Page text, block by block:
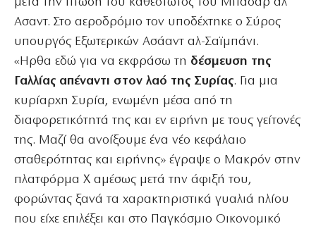
Ασαντ. Στο αεροδρόμιο τον υποδέχτηκε ο Σύρος
υπουργός Εξωτερικών Ασάαντ αλ-Σαϊμπάνι.
«Ηρθα εδώ για να εκφράσω τη δέσμευση της
Γαλλίας απέναντι στον λαό της Συρίας. Για μια
κυρίαρχη Συρία, ενωμένη μέσα από τη
διαφορετικότητά της και εν ειρήνη με τους γείτονές
της. Μαζί θα ανοίξουμε ένα νέο κεφάλαιο
σταθερότητας και ειρήνης» έγραψε ο Μακρόν στην
πλατφόρμα Χ αμέσως μετά την άφιξή του,
φορώντας ξανά τα χαρακτηριστικά γυαλιά ηλίου
που είχε επιλέξει και στο Παγκόσμιο Οικονομικό